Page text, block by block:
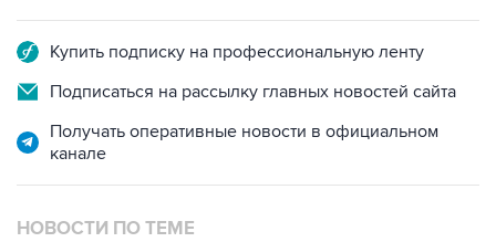
Купить подписку на профессиональную ленту
Подписаться на рассылку главных новостей сайта
Получать оперативные новости в официальном
канале
НОВОСТИ ПО ТЕМЕ